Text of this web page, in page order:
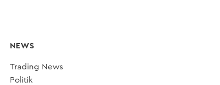
NEWS
Trading News
Politik